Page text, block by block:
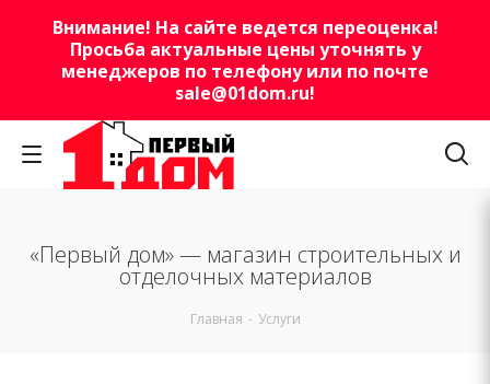
Внимание! На сайте ведется переоценка!
Просьба актуальные цены уточнять у
менеджеров по телефону или по почте
sale@01dom.ru!
«Первый дом» — магазин строительных и
отделочных материалов
Главная - Услуги